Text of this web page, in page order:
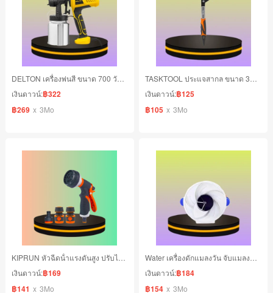
DELTON เครื่องพ่นสี ขนาด 700 วัตต์ 1000 CC
เงินดาวน์:฿322
฿269 x 3Mo
เงินดาวน์:฿125
฿105 x 3Mo
KIPRUN หัวฉีดน้ําแรงดันสูง ปรับได้ 8 โหมด
เงินดาวน์:฿169
฿141 x 3Mo
เงินดาวน์:฿184
฿154 x 3Mo